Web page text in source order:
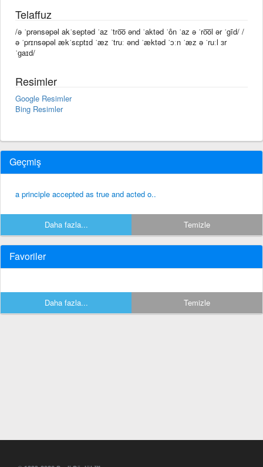
Telaffuz
/ə ˈprənsəpəl akˈseptəd ˈaz ˈtro͞o ənd ˈaktəd ˈôn ˈaz ə ˈro͞ol ər ˈgīd/ /
ə ˈprɪnsəpəl ækˈsɛptɪd ˈæz ˈtruː ənd ˈæktəd ˈɔːn ˈæz ə ˈruːl ɜr
ˈɡaɪd/
Resimler
Google Resimler
Bing Resimler
Geçmiş
a principle accepted as true and acted o..
Daha fazla... Temizle
Favoriler
Daha fazla... Temizle